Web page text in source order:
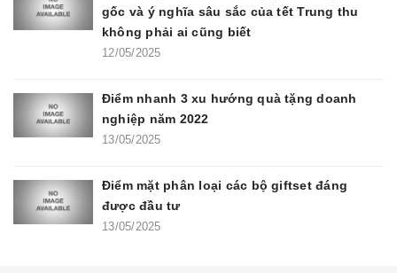
gốc và ý nghĩa sâu sắc của tết Trung thu
không phải ai cũng biết
12/05/2025
Điểm nhanh 3 xu hướng quà tặng doanh
nghiệp năm 2022
13/05/2025
Điểm mặt phân loại các bộ giftset đáng
được đầu tư
13/05/2025